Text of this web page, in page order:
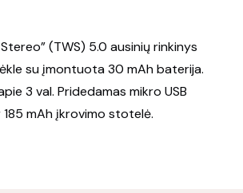
(TWS) 5.0 ausinių rinkinys
su įmontuota 30 mAh baterija.
3 val. Pridedamas mikro USB
mAh įkrovimo stotelė.